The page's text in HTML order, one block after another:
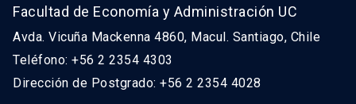
Facultad de Economía y Administración UC
Avda. Vicuña Mackenna 4860, Macul. Santiago, Chile
Teléfono: +56 2 2354 4303
Dirección de Postgrado: +56 2 2354 4028